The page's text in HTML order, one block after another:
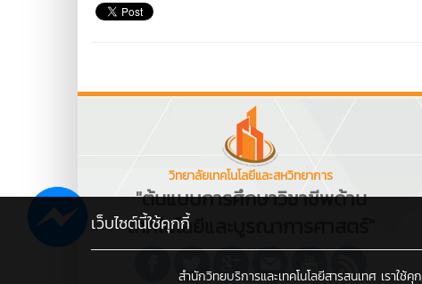
วิทยาลัยเทคโนโลยีและสหวิทยาการ
"ต้นแบบการศึกษาวิชาชีพด้าน
เทคโนโลยีและบูรณาการศาสตร์"
เว็บไซต์นี้ใช้คุกกี้
สำนักวิทยบริการและเทคโนโลยีสารสนเทศ เราใ